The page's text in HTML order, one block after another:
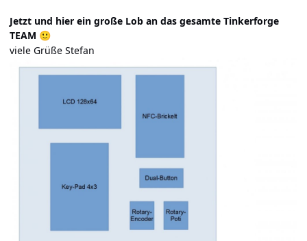
Jetzt und hier ein große Lob an das gesamte Tinkerforge
TEAM 🙂
viele Grüße Stefan